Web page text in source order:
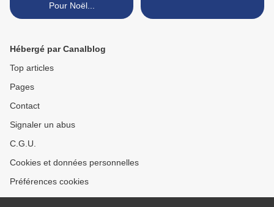
Pour Noël...
Hébergé par Canalblog
Top articles
Pages
Contact
Signaler un abus
C.G.U.
Cookies et données personnelles
Préférences cookies